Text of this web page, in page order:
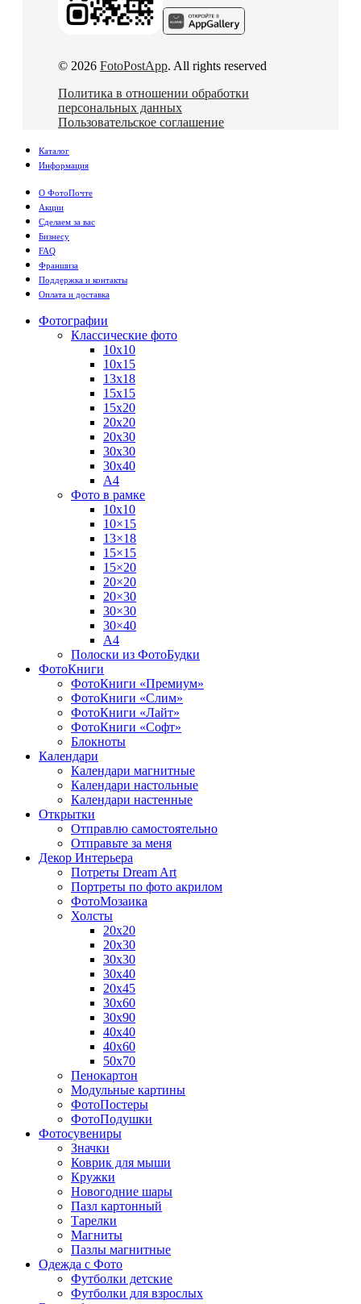
© 2026 FotoPostApp. All rights reserved
Политика в отношении обработки
персональных данных
Пользовательское соглашение
Каталог
Информация
О ФотоПочте
Акции
Сделаем за вас
Бизнесу
FAQ
Франшиза
Поддержка и контакты
Оплата и доставка
Фотографии
Классические фото
10х10
10х15
13х18
15х15
15х20
20х20
20х30
30х30
30х40
А4
Фото в рамке
10х10
10×15
13×18
15×15
15×20
20×20
20×30
30×30
30×40
A4
Полоски из ФотоБудки
ФотоКниги
ФотоКниги «Премиум»
ФотоКниги «Слим»
ФотоКниги «Лайт»
ФотоКниги «Софт»
Блокноты
Календари
Календари магнитные
Календари настольные
Календари настенные
Открытки
Отправлю самостоятельно
Отправьте за меня
Декор Интерьера
Потреты Dream Art
Портреты по фото акрилом
ФотоМозаика
Холсты
20х20
20х30
30х30
30х40
20х45
30х60
30х90
40х40
40х60
50х70
Пенокартон
Модульные картины
ФотоПостеры
ФотоПодушки
Фотоcувениры
Значки
Коврик для мыши
Кружки
Новогодние шары
Пазл картонный
Тарелки
Магниты
Пазлы магнитные
Одежда с Фото
Футболки детские
Футболки для взрослых